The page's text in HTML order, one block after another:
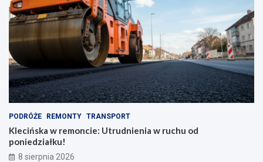
PODRÓŻE REMONTY TRANSPORT
Klecińska w remoncie: Utrudnienia w ruchu od
poniedziałku!
8 sierpnia 2026